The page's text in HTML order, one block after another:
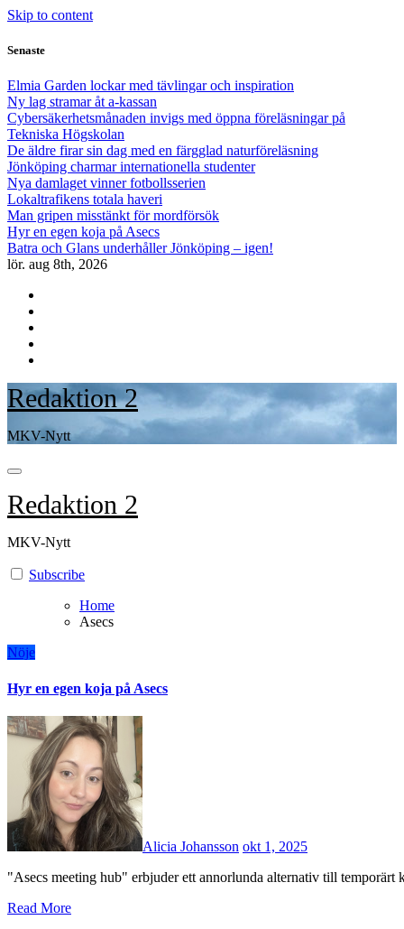
Skip to content
Senaste
Elmia Garden lockar med tävlingar och inspiration
Ny lag stramar åt a-kassan
Cybersäkerhetsmånaden invigs med öppna föreläsningar på
Tekniska Högskolan
De äldre firar sin dag med en färgglad naturföreläsning
Jönköping charmar internationella studenter
Nya damlaget vinner fotbollsserien
Lokaltrafikens totala haveri
Man gripen misstänkt för mordförsök
Hyr en egen koja på Asecs
Batra och Glans underhåller Jönköping – igen!
lör. aug 8th, 2026
Redaktion 2
MKV-Nytt
Redaktion 2
MKV-Nytt
Subscribe
Home
Asecs
Nöje
Hyr en egen koja på Asecs
Alicia Johansson okt 1, 2025
"Asecs meeting hub" erbjuder ett annorlunda alternativ till temporärt
Read More